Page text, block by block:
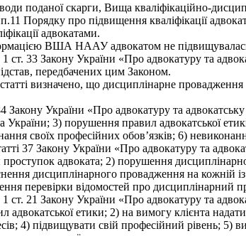
поданої скарги, Вища кваліфікаційно-
Порядку про підвищення кваліфікації
адвокатами.
ВША НААУ адвокатом не підвищувалась
ст. 33 Закону України «Про адвокатуру та
передбачених цим Законом.
визначено, що дисциплінарне провадження
Закону України «Про адвокатуру та
України; 3) порушення правил адвокатської
своїх професійних обов’язків; 6)
37 Закону України «Про адвокатуру та
адвоката; 2) порушення
дисциплінарного провадження на кожній
перевірки відомостей про дисциплінарний
ст. 21 Закону України «Про адвокатуру та
адвокатської етики; 2) на вимогу клієнта
4) підвищувати свій професійний рівень; 5)